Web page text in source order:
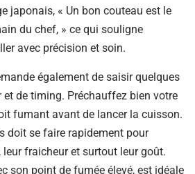
japonais, « Un bon couteau est le
du chef, » ce qui souligne
avec précision et soin.
également de saisir quelques
et de timing. Préchauffez bien votre
fumant avant de lancer la cuisson.
doit se faire rapidement pour
leur fraicheur et surtout leur goût.
son point de fumée élevé, est idéale